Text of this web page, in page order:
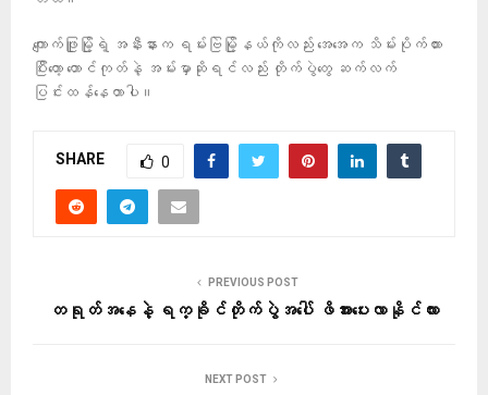
ကျောက်ဖြူမြို့ရဲ့ အနီးနားက ရမ်းဗြဲမြို့နယ်ကိုလည်း အေအေက သိမ်းပိုက်ထား
ပြီးတော့ တောင်ကုတ်နဲ့ အမ်းမှာဆိုရင်လည်း တိုက်ပွဲတွေ ဆက်လက်
ပြင်းထန်နေတာပါ။
SHARE 0
PREVIOUS POST
တရုတ်အနေနဲ့ ရက္ခိုင်တိုက်ပွဲအပေါ် ဖိအားပေးလာနိုင်လား
NEXT POST